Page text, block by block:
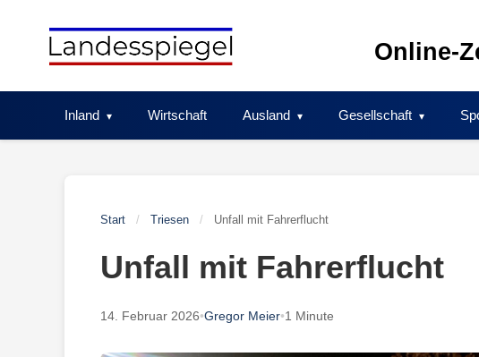
Online-
Inland Wirtschaft Ausland Gesellschaft
Start / Triesen / Unfall mit Fahrerflucht
Unfall mit Fahrerflucht
14. Februar 2026•Gregor Meier•1 Minute